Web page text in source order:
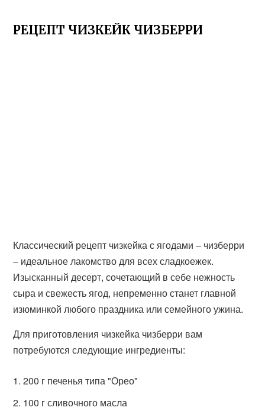
РЕЦЕПТ ЧИЗКЕЙК ЧИЗБЕРРИ
Классический рецепт чизкейка с ягодами – чизберри
– идеальное лакомство для всех сладкоежек.
Изысканный десерт, сочетающий в себе нежность
сыра и свежесть ягод, непременно станет главной
изюминкой любого праздника или семейного ужина.
Для приготовления чизкейка чизберри вам
потребуются следующие ингредиенты:
200 г печенья типа "Орео"
100 г сливочного масла